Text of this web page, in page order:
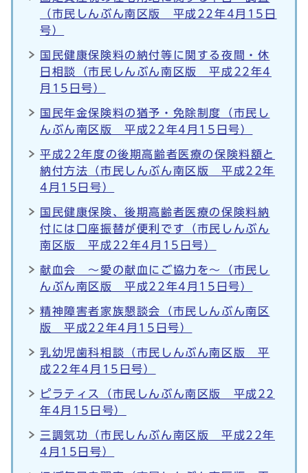
（市民しんぶん南区版 平成22年4月15日
号）
国民健康保険料の納付等に関する夜間・休
日相談（市民しんぶん南区版 平成22年4
月15日号）
国民年金保険料の猶予・免除制度（市民し
んぶん南区版 平成22年4月15日号）
平成22年度の後期高齢者医療の保険料額と
納付方法（市民しんぶん南区版 平成22年
4月15日号）
国民健康保険、後期高齢者医療の保険料納
付には口座振替が便利です（市民しんぶん
南区版 平成22年4月15日号）
献血会 ～愛の献血にご協力を～（市民し
んぶん南区版 平成22年4月15日号）
精神障害者家族懇談会（市民しんぶん南区
版 平成22年4月15日号）
乳幼児歯科相談（市民しんぶん南区版 平
成22年4月15日号）
ピラティス（市民しんぶん南区版 平成22
年4月15日号）
三調気功（市民しんぶん南区版 平成22年
4月15日号）